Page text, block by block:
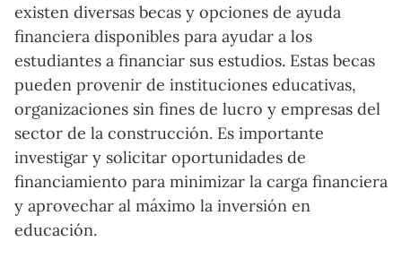
existen diversas becas y opciones de ayuda
financiera disponibles para ayudar a los
estudiantes a financiar sus estudios. Estas becas
pueden provenir de instituciones educativas,
organizaciones sin fines de lucro y empresas del
sector de la construcción. Es importante
investigar y solicitar oportunidades de
financiamiento para minimizar la carga financiera
y aprovechar al máximo la inversión en
educación.